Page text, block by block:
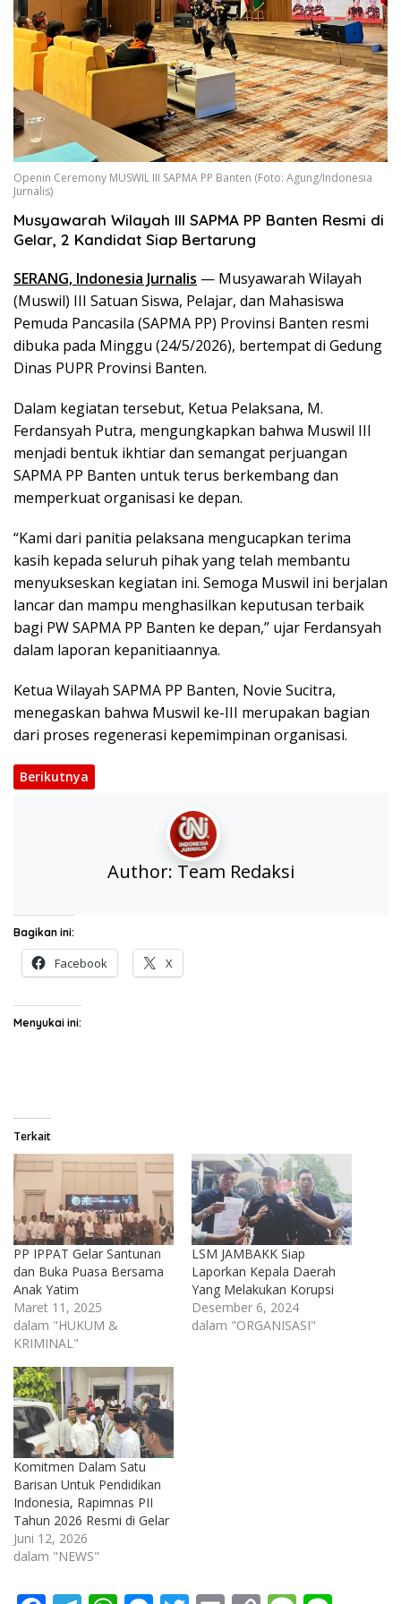
Openin Ceremony MUSWIL III SAPMA PP Banten (Foto: Agung/Indonesia
Jurnalis)
Musyawarah Wilayah III SAPMA PP Banten Resmi di
Gelar, 2 Kandidat Siap Bertarung
SERANG, Indonesia Jurnalis — Musyawarah Wilayah
(Muswil) III Satuan Siswa, Pelajar, dan Mahasiswa
Pemuda Pancasila (SAPMA PP) Provinsi Banten resmi
dibuka pada Minggu (24/5/2026), bertempat di Gedung
Dinas PUPR Provinsi Banten.
Dalam kegiatan tersebut, Ketua Pelaksana, M.
Ferdansyah Putra, mengungkapkan bahwa Muswil III
menjadi bentuk ikhtiar dan semangat perjuangan
SAPMA PP Banten untuk terus berkembang dan
memperkuat organisasi ke depan.
“Kami dari panitia pelaksana mengucapkan terima
kasih kepada seluruh pihak yang telah membantu
menyukseskan kegiatan ini. Semoga Muswil ini berjalan
lancar dan mampu menghasilkan keputusan terbaik
bagi PW SAPMA PP Banten ke depan,” ujar Ferdansyah
dalam laporan kepanitiaannya.
Ketua Wilayah SAPMA PP Banten, Novie Sucitra,
menegaskan bahwa Muswil ke-III merupakan bagian
dari proses regenerasi kepemimpinan organisasi.
Berikutnya
Author: Team Redaksi
Bagikan ini:
Facebook X
Menyukai ini:
Terkait
PP IPPAT Gelar Santunan
dan Buka Puasa Bersama
Anak Yatim
Maret 11, 2025
dalam "HUKUM &
KRIMINAL"
LSM JAMBAKK Siap
Laporkan Kepala Daerah
Yang Melakukan Korupsi
Desember 6, 2024
dalam "ORGANISASI"
Komitmen Dalam Satu
Barisan Untuk Pendidikan
Indonesia, Rapimnas PII
Tahun 2026 Resmi di Gelar
Juni 12, 2026
dalam "NEWS"